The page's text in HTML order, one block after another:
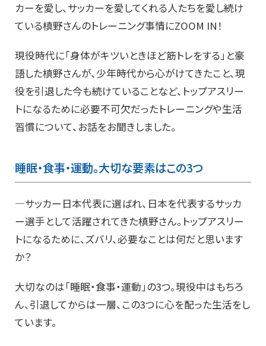
カーを愛し、サッカーを愛してくれる人たちを愛し続け
ている槙野さんのトレーニング事情にZOOM IN！
現役時代に「身体がキツいときほど筋トレをする」と豪
語した槙野さんが、少年時代から心がけてきたこと、現
役を引退した今も続けていることなど、トップアスリー
トになるために必要不可欠だったトレーニングや生活
習慣について、お話をお聞きしました。
睡眠・食事・運動。大切な要素はこの3つ
―サッカー日本代表に選ばれ、日本を代表するサッカ
ー選手として活躍されてきた槙野さん。トップアスリー
トになるために、ズバリ、必要なことは何だと思います
か？
大切なのは「睡眠・食事・運動」の3つ。現役中はもちろ
ん、引退してからは一層、この3つに心を配った生活をし
ています。